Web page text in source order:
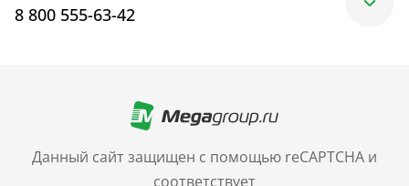
Данный сайт защищен с помощью reCAPTCHA и
соответствует
8 800 555-63-42
+7 (499) 705-30-10
Санкт-Петербург
+7 (812) 600-77-33